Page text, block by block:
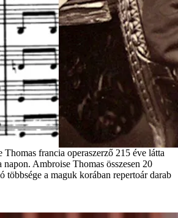
francia operaszerző 215 éve látta
napon. Ambroise Thomas összesen 20
többsége a maguk korában repertoár darab